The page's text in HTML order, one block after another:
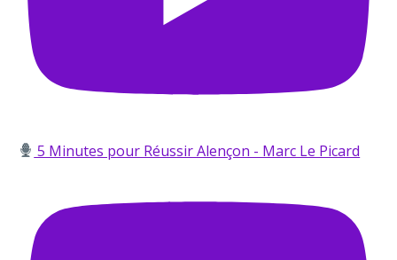
5 Minutes pour Réussir Alençon - Marc Le Picard